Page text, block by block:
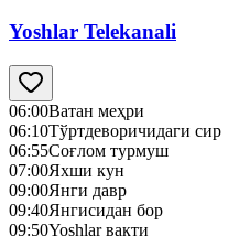
Yoshlar Telekanali
06:00Ватан меҳри
06:10Тўртдеворичидаги сир
06:55Соғлом турмуш
07:00Яхши кун
09:00Янги давр
09:40Янгисидан бор
09:50Yoshlar вақти